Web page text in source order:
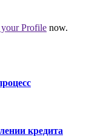
Profile now.
кредита